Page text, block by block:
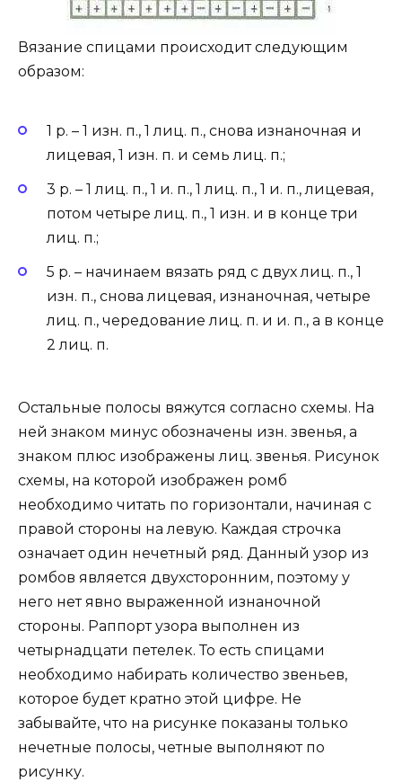
Вязание спицами происходит следующим
образом:
1 р. – 1 изн. п., 1 лиц. п., снова изнаночная и
лицевая, 1 изн. п. и семь лиц. п.;
3 р. – 1 лиц. п., 1 и. п., 1 лиц. п., 1 и. п., лицевая,
потом четыре лиц. п., 1 изн. и в конце три
лиц. п.;
5 р. – начинаем вязать ряд с двух лиц. п., 1
изн. п., снова лицевая, изнаночная, четыре
лиц. п., чередование лиц. п. и и. п., а в конце
2 лиц. п.
Остальные полосы вяжутся согласно схемы. На
ней знаком минус обозначены изн. звенья, а
знаком плюс изображены лиц. звенья. Рисунок
схемы, на которой изображен ромб
необходимо читать по горизонтали, начиная с
правой стороны на левую. Каждая строчка
означает один нечетный ряд. Данный узор из
ромбов является двухсторонним, поэтому у
него нет явно выраженной изнаночной
стороны. Раппорт узора выполнен из
четырнадцати петелек. То есть спицами
необходимо набирать количество звеньев,
которое будет кратно этой цифре. Не
забывайте, что на рисунке показаны только
нечетные полосы, четные выполняют по
рисунку.